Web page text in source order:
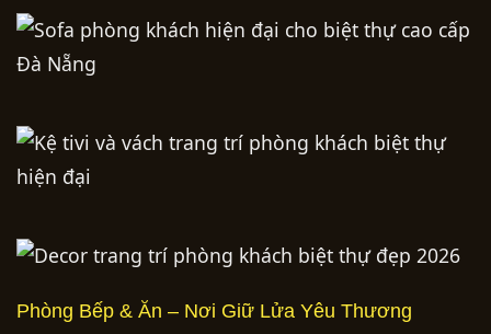
Phòng Bếp & Ăn – Nơi Giữ Lửa Yêu Thương